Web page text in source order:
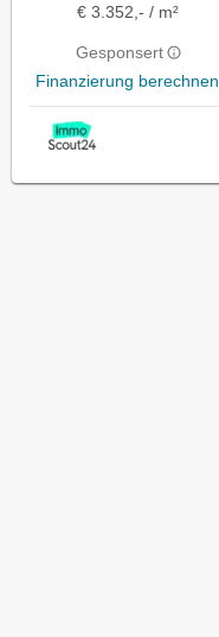
€ 3.352,- / m²
Gesponsert
Finanzierung berechnen